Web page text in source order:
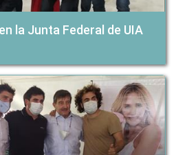
la Junta Federal de UIA